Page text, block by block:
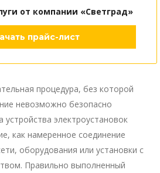
от компании «Светград»
прайс-лист
процедура, без которой
невозможно безопасно
устройства электроустановок
как намеренное соединение
оборудования или установки с
Правильно выполненный